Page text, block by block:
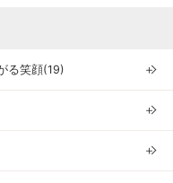
る笑顔(19) ＋
＋
＋